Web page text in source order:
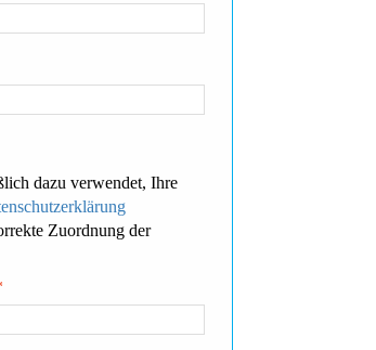
dazu verwendet, Ihre
Zuordnung der